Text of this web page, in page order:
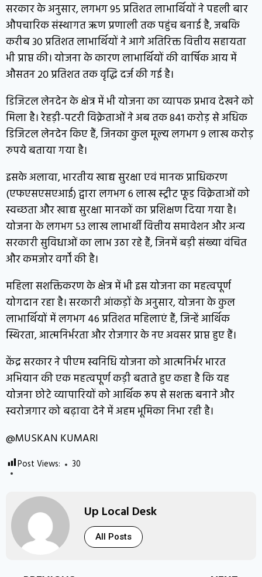
सरकार के अनुसार, लगभग 95 प्रतिशत लाभार्थियों ने पहली बार
औपचारिक संस्थागत ऋण प्रणाली तक पहुंच बनाई है, जबकि
करीब 30 प्रतिशत लाभार्थियों ने आगे अतिरिक्त वित्तीय सहायता
भी प्राप्त की। योजना के कारण लाभार्थियों की वार्षिक आय में
औसतन 20 प्रतिशत तक वृद्धि दर्ज की गई है।
डिजिटल लेनदेन के क्षेत्र में भी योजना का व्यापक प्रभाव देखने को
मिला है। रेहड़ी-पटरी विक्रेताओं ने अब तक 841 करोड़ से अधिक
डिजिटल लेनदेन किए हैं, जिनका कुल मूल्य लगभग 9 लाख करोड़
रुपये बताया गया है।
इसके अलावा, भारतीय खाद्य सुरक्षा एवं मानक प्राधिकरण
(एफएसएसएआई) द्वारा लगभग 6 लाख स्ट्रीट फूड विक्रेताओं को
स्वच्छता और खाद्य सुरक्षा मानकों का प्रशिक्षण दिया गया है।
योजना के लगभग 53 लाख लाभार्थी वित्तीय समावेशन और अन्य
सरकारी सुविधाओं का लाभ उठा रहे हैं, जिनमें बड़ी संख्या वंचित
और कमजोर वर्गों की है।
महिला सशक्तिकरण के क्षेत्र में भी इस योजना का महत्वपूर्ण
योगदान रहा है। सरकारी आंकड़ों के अनुसार, योजना के कुल
लाभार्थियों में लगभग 46 प्रतिशत महिलाएं हैं, जिन्हें आर्थिक
स्थिरता, आत्मनिर्भरता और रोजगार के नए अवसर प्राप्त हुए हैं।
केंद्र सरकार ने पीएम स्वनिधि योजना को आत्मनिर्भर भारत
अभियान की एक महत्वपूर्ण कड़ी बताते हुए कहा है कि यह
योजना छोटे व्यापारियों को आर्थिक रूप से सशक्त बनाने और
स्वरोजगार को बढ़ावा देने में अहम भूमिका निभा रही है।
@MUSKAN KUMARI
Post Views: 30
Up Local Desk
All Posts